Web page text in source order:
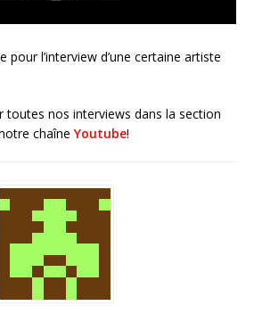
pour l’interview d’une certaine artiste
toutes nos interviews dans la section
chaîneYoutube!